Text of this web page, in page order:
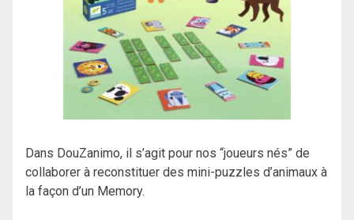
Dans DouZanimo, il s’agit pour nos “joueurs nés” de
collaborer à reconstituer des mini-puzzles d’animaux à
la façon d’un Memory.